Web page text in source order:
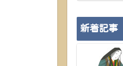
新着記事